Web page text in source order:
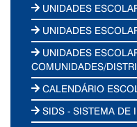
UNIDADES
UNIDADES
UNIDADES
COMUNIDADES/
CALENDÁRIO
SIDS - SISTEMA DE